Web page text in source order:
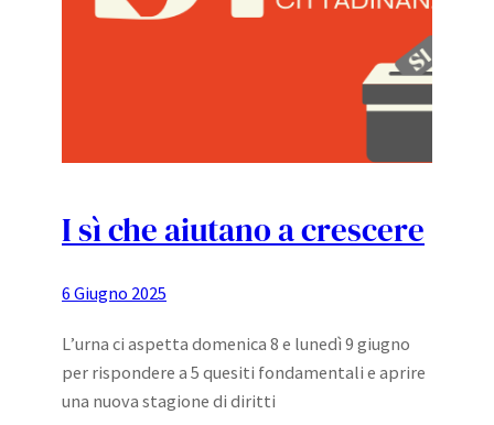
I sì che aiutano a crescere
6 Giugno 2025
L’urna ci aspetta domenica 8 e lunedì 9 giugno
per rispondere a 5 quesiti fondamentali e aprire
una nuova stagione di diritti